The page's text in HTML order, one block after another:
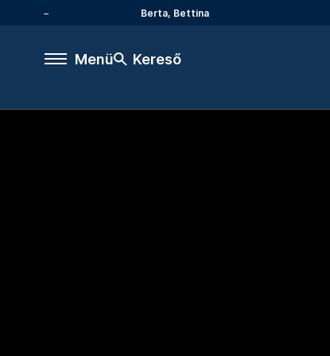
Berta, Bettina
Menü Kereső